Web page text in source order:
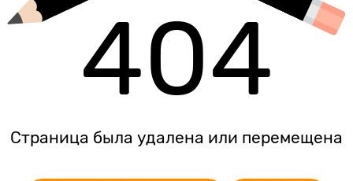
404
Страница была удалена или перемещена